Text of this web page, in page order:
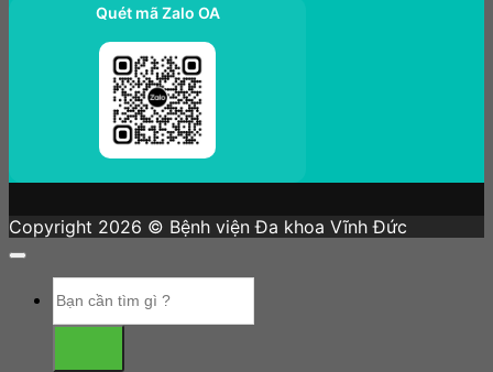
Quét mã Zalo OA
Copyright 2026 © Bệnh viện Đa khoa Vĩnh Đức